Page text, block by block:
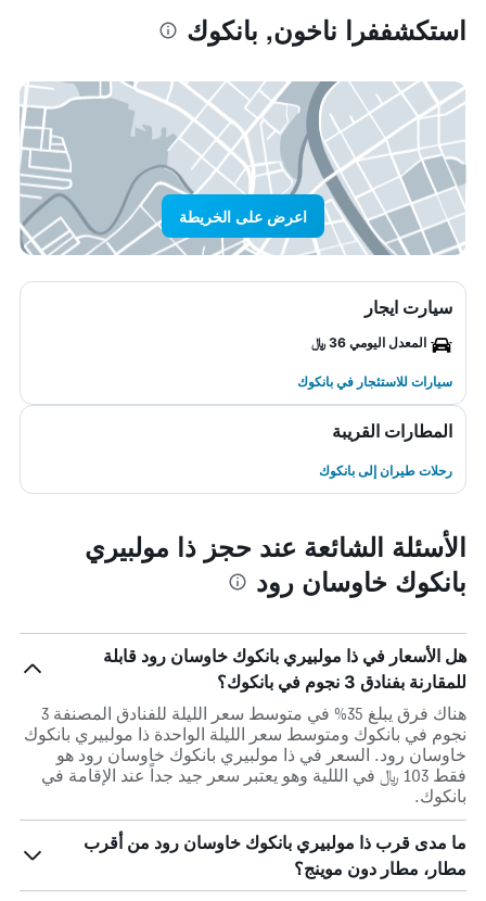
استكشففرا ناخون, بانكوك
اعرض على الخريطة
سيارت ايجار
المعدل اليومي 36 ﷼
سيارات للاستئجار في بانكوك
المطارات القريبة
رحلات طيران إلى بانكوك
الأسئلة الشائعة عند حجز ذا مولبيري
بانكوك خاوسان رود
هل الأسعار في ذا مولبيري بانكوك خاوسان رود قابلة
للمقارنة بفنادق 3 نجوم في بانكوك؟
هناك فرق يبلغ 35% في متوسط ​​سعر الليلة للفنادق المصنفة 3
نجوم في بانكوك ومتوسط ​​سعر الليلة الواحدة ذا مولبيري بانكوك
خاوسان رود. السعر في ذا مولبيري بانكوك خاوسان رود هو
فقط 103 ﷼ في الللية وهو يعتبر سعر جيد جداً عند الإقامة في
بانكوك.
ما مدى قرب ذا مولبيري بانكوك خاوسان رود من أقرب
مطار، مطار دون موينج؟